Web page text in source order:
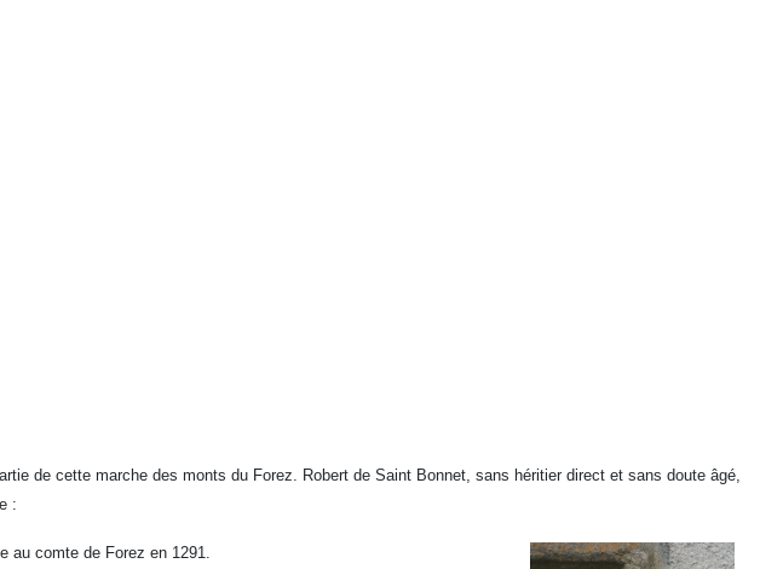
de cette marche des monts du Forez. Robert de Saint Bonnet, sans héritier direct et sans doute âgé,
:
comte de Forez en 1291.